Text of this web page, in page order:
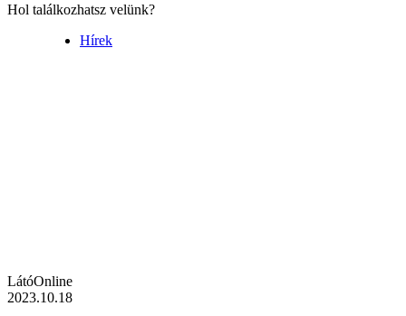
Hol találkozhatsz velünk?
Hírek
LátóOnline
2023.10.18